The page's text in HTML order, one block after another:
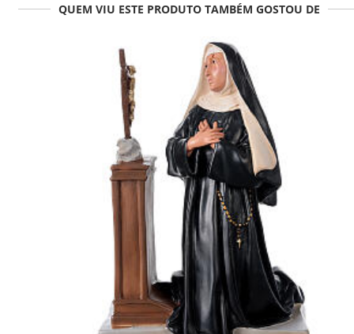
QUEM VIU ESTE PRODUTO TAMBÉM GOSTOU DE